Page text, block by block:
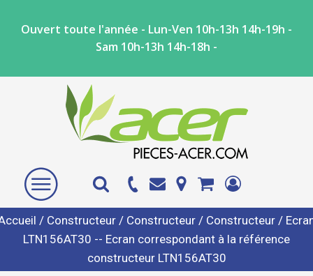
Ouvert toute l'année - Lun-Ven 10h-13h 14h-19h -
Sam 10h-13h 14h-18h -
/ Constructeur / Constructeur / Constructeur /
LTN156AT30 -- Ecran correspondant à la référence
constructeur LTN156AT30